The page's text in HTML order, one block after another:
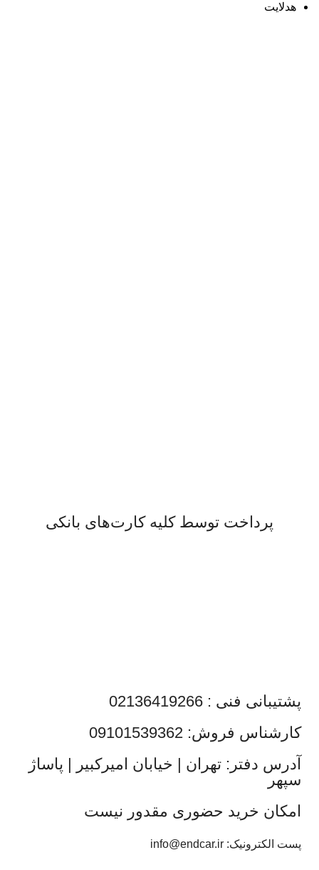
هدلایت
پرداخت توسط کلیه کارت‌های بانکی
پشتیبانی فنی : 02136419266
کارشناس فروش: 09101539362
آدرس دفتر: تهران | خیابان امیرکبیر | پاساژ
سپهر
امکان خرید حضوری مقدور نیست
پست الکترونیک: info@endcar.ir